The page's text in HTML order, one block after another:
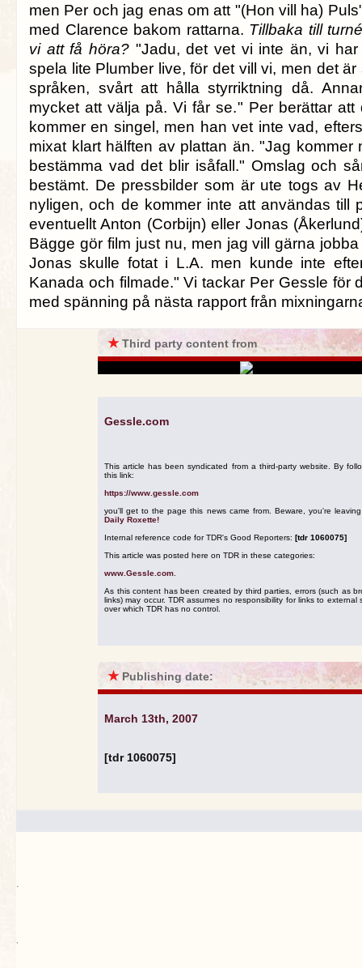
men Per och jag enas om att "(Hon vill ha)
med Clarence bakom rattarna. Tillbaka till
vi att få höra?"Jadu, det vet vi inte än, vi har
spela lite Plumber live, för det vill vi, men det
språken, svårt att hålla styrriktning då.
mycket att välja på. Vi får se." Per berättar att
kommer en singel, men han vet inte vad,
mixat klart hälften av plattan än. "Jag kommer
bestämma vad det blir isåfall." Omslag och
bestämt. De pressbilder som är ute togs av
nyligen, och de kommer inte att användas till
eventuellt Anton (Corbijn) eller Jonas
Bägge gör film just nu, men jag vill gärna
Jonas skulle fotat i L.A. men kunde inte
Kanada och filmade." Vi tackar Per Gessle för
med spänning på nästa rapport från
★Third party content from
Gessle.com
This article has been syndicated from a third-party website. By
this link:
https://www.gessle.com
you'll get to the page this news came from. Beware, you're
Daily Roxette!
Internal reference code for TDR's Good Reporters: [tdr 1060075]
This article was posted here on TDR in these categories:
www.Gessle.com
As this content has been created by third parties, errors (such as
links) may occur. TDR assumes no responsibility for links to external
over which TDR has no control.
★ Publishing date:
March 13th, 2007
[tdr 1060075]
.
`